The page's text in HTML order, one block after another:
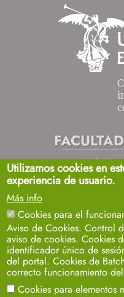
Avda.
Aviso legal
Utilizamos cookies en
experiencia de usuario.
Más info
Cookies para el
Aviso de Cookies. Control
aviso de cookies. Cookies
identificador único de
del portal. Cookies de
correcto funcionamiento
Cookies para elementos